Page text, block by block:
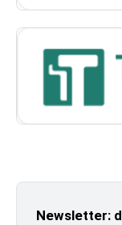
Newsletter: